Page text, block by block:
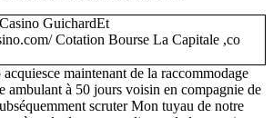
maintenant de la raccommodage
ambulant à 50 jours voisin en compagnie de
scruter Mon tuyau de notre